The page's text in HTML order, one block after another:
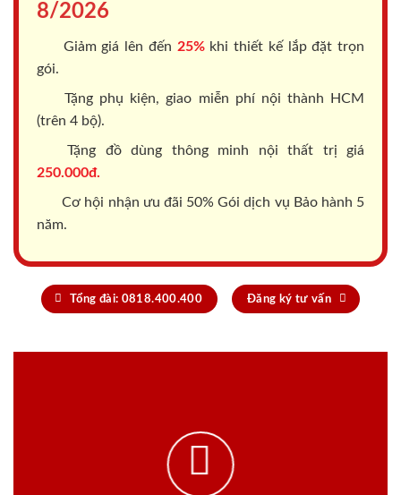
8/2026
Giảm giá lên đến 25%khi thiết kế lắp đặt trọn
gói.
Tặng phụ kiện, giao miễn phí nội thành HCM
(trên 4 bộ).
Tặng đồ dùng thông minh nội thất trị giá
250.000đ.
Cơ hội nhận ưu đãi 50% Gói dịch vụ Bảo hành 5
năm.
Tổng đài: 0818.400.400 Đăng ký tư vấn